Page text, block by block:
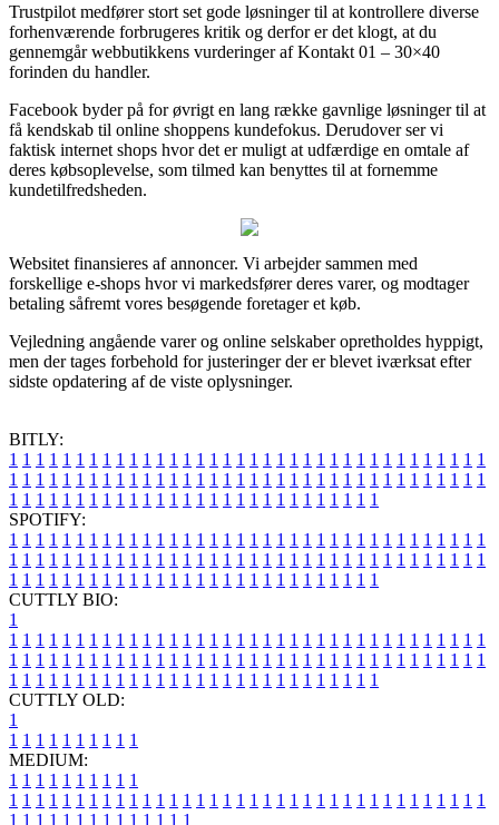
Trustpilot medfører stort set gode løsninger til at kontrollere diverse
forhenværende forbrugeres kritik og derfor er det klogt, at du
gennemgår webbutikkens vurderinger af Kontakt 01 – 30×40
forinden du handler.
Facebook byder på for øvrigt en lang række gavnlige løsninger til at
få kendskab til online shoppens kundefokus. Derudover ser vi
faktisk internet shops hvor det er muligt at udfærdige en omtale af
deres købsoplevelse, som tilmed kan benyttes til at fornemme
kundetilfredsheden.
Websitet finansieres af annoncer. Vi arbejder sammen med
forskellige e-shops hvor vi markedsfører deres varer, og modtager
betaling såfremt vores besøgende foretager et køb.
Vejledning angående varer og online selskaber opretholdes hyppigt,
men der tages forbehold for justeringer der er blevet iværksat efter
sidste opdatering af de viste oplysninger.
BITLY:
1 1 1 1 1 1 1 1 1 1 1 1 1 1 1 1 1 1 1 1 1 1 1 1 1 1 1 1 1 1 1 1 1 1 1 1
1 1 1 1 1 1 1 1 1 1 1 1 1 1 1 1 1 1 1 1 1 1 1 1 1 1 1 1 1 1 1 1 1 1 1 1
1 1 1 1 1 1 1 1 1 1 1 1 1 1 1 1 1 1 1 1 1 1 1 1 1 1 1 1
SPOTIFY:
1 1 1 1 1 1 1 1 1 1 1 1 1 1 1 1 1 1 1 1 1 1 1 1 1 1 1 1 1 1 1 1 1 1 1 1
1 1 1 1 1 1 1 1 1 1 1 1 1 1 1 1 1 1 1 1 1 1 1 1 1 1 1 1 1 1 1 1 1 1 1 1
1 1 1 1 1 1 1 1 1 1 1 1 1 1 1 1 1 1 1 1 1 1 1 1 1 1 1 1
CUTTLY BIO:
1
1 1 1 1 1 1 1 1 1 1 1 1 1 1 1 1 1 1 1 1 1 1 1 1 1 1 1 1 1 1 1 1 1 1 1 1
1 1 1 1 1 1 1 1 1 1 1 1 1 1 1 1 1 1 1 1 1 1 1 1 1 1 1 1 1 1 1 1 1 1 1 1
1 1 1 1 1 1 1 1 1 1 1 1 1 1 1 1 1 1 1 1 1 1 1 1 1 1 1 1
CUTTLY OLD:
1
1 1 1 1 1 1 1 1 1 1
MEDIUM:
1 1 1 1 1 1 1 1 1 1
1 1 1 1 1 1 1 1 1 1 1 1 1 1 1 1 1 1 1 1 1 1 1 1 1 1 1 1 1 1 1 1 1 1 1 1
1 1 1 1 1 1 1 1 1 1 1 1 1 1